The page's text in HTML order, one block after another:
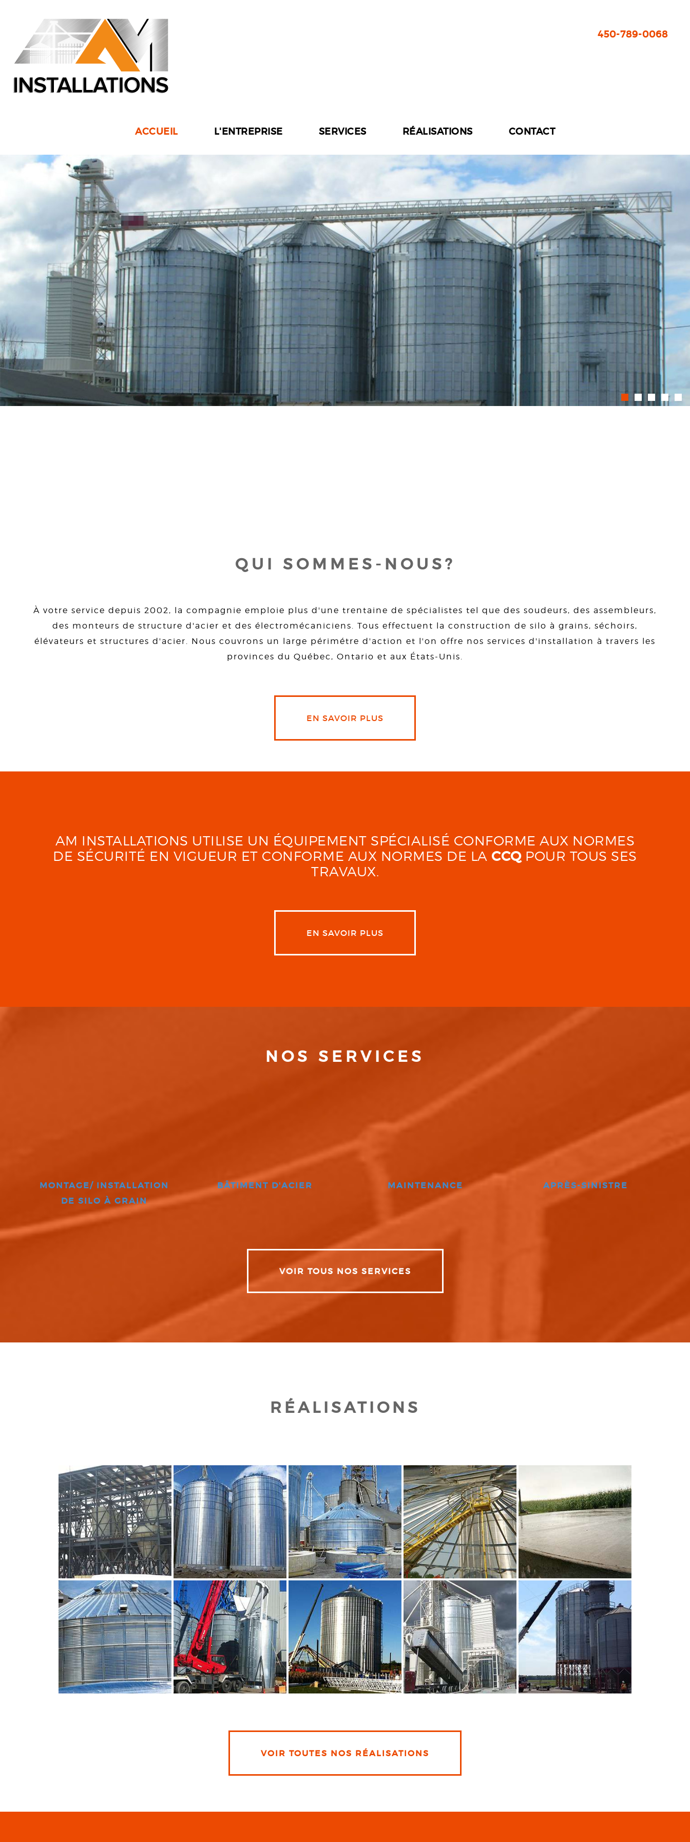
450-789-0068
ACCUEIL L'ENTREPRISE SERVICES RÉALISATIONS CONTACT
QUI SOMMES-NOUS?
À votre service depuis 2002, la compagnie emploie plus d'une trentaine de spécialistes tel que des soudeurs, des assembleurs,
des monteurs de structure d'acier et des électromécaniciens. Tous effectuent la construction de silo à grains, séchoirs,
élévateurs et structures d'acier. Nous couvrons un large périmétre d'action et l'on offre nos services d'installation à travers les
provinces du Québec, Ontario et aux États-Unis.
EN SAVOIR PLUS
AM INSTALLATIONS UTILISE UN ÉQUIPEMENT SPÉCIALISÉ CONFORME AUX NORMES
DE SÉCURITÉ EN VIGUEUR ET CONFORME AUX NORMES DE LA CCQPOUR TOUS SES
TRAVAUX.
EN SAVOIR PLUS
NOS SERVICES
MONTAGE/ INSTALLATION
DE SILO À GRAIN
BÂTIMENT D'ACIER MAINTENANCE APRÈS-SINISTRE
VOIR TOUS NOS SERVICES
RÉALISATIONS
CLIQUEZ POUR AGRANDIR CLIQUEZ POUR AGRANDIR CLIQUEZ POUR AGRANDIR CLIQUEZ POUR AGRANDIR CLIQUEZ POUR AGRANDIR
VOIR TOUTES NOS RÉALISATIONS